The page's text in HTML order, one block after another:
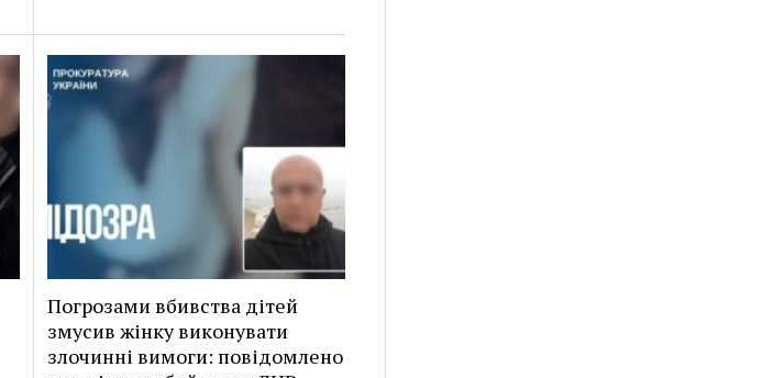
Погрозами вбивства дітей
змусив жінку виконувати
злочинні вимоги: повідомлено